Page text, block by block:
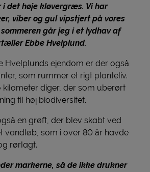
i det høje kløvergræs. Vi har
viber og gul vipstjert på vores
går jeg i et lydhav af
Ebbe Hvelplund.
Hvelplunds ejendom er der også
som rummer et rigt planteliv.
kilometer diger, der som uberørt
til høj biodiversitet.
en grøft, der blev skabt ved
vandløb, som i over 80 år havde
rørlagt.
markerne, så de ikke drukner